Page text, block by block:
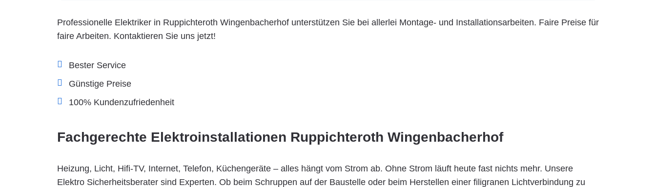
Professionelle Elektriker in Ruppichteroth Wingenbacherhof unterstützen Sie bei allerlei Montage- und Installationsarbeiten. Faire Preise für
faire Arbeiten. Kontaktieren Sie uns jetzt!
Bester Service
Günstige Preise
100% Kundenzufriedenheit
Fachgerechte Elektroinstallationen Ruppichteroth Wingenbacherhof
Heizung, Licht, Hifi-TV, Internet, Telefon, Küchengeräte – alles hängt vom Strom ab. Ohne Strom läuft heute fast nichts mehr. Unsere
Elektro Sicherheitsberater sind Experten. Ob beim Schruppen auf der Baustelle oder beim Herstellen einer filigranen Lichtverbindung zu